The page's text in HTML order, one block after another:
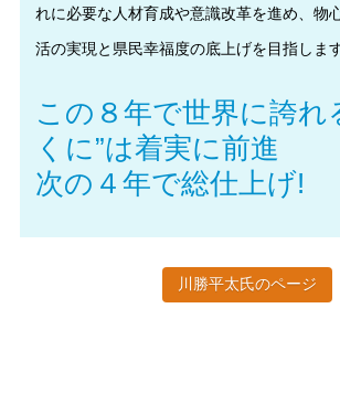
れに必要な人材育成や意識改革を進め、物
活の実現と県民幸福度の底上げを目指します
この８年で世界に誇れ
くに”は着実に前進
次の４年で総仕上げ!
川勝平太氏のページ